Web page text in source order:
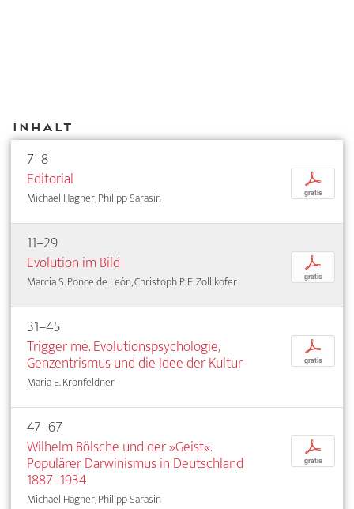
Inhalt
7–8
Editorial
Michael Hagner, Philipp Sarasin
p
gratis
11–29
Evolution im Bild
Marcia S. Ponce de León, Christoph P. E. Zollikofer
p
gratis
31–45
Trigger me. Evolutionspsychologie,
Genzentrismus und die Idee der Kultur
Maria E. Kronfeldner
p
gratis
47–67
Wilhelm Bölsche und der »Geist«.
Populärer Darwinismus in Deutschland
1887–1934
Michael Hagner, Philipp Sarasin
p
gratis